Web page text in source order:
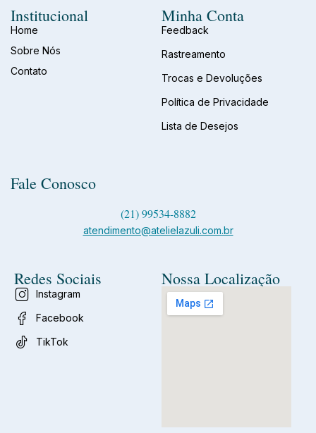
Institucional
Home
Sobre Nós
Contato
Minha Conta
Feedback
Rastreamento
Trocas e Devoluções
Política de Privacidade
Lista de Desejos
Fale Conosco
(21) 99534-8882
atendimento@atelielazuli.com.br
Redes Sociais
Instagram
Facebook
TikTok
Nossa Localização